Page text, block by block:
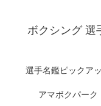
ボクシング
選手名鑑ピックア
アマボクパーク